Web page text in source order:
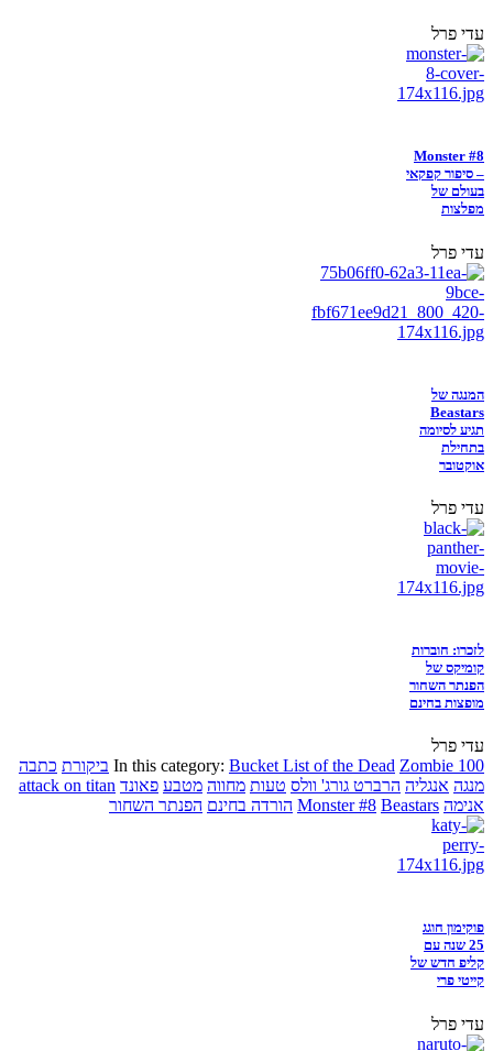
עדי פרל
Monster #8
– סיפור קפקאי
בעולם של
מפלצות
עדי פרל
המנגה של
Beastars
תגיע לסיומה
בתחילת
אוקטובר
עדי פרל
לזכרו: חוברות
קומיקס של
הפנתר השחור
מופצות בחינם
עדי פרל
In this category: Bucket List of the Dead Zombie 100 ביקורת כתבה
מנגה אנגליה הרברט גורג' וולס טעות מחווה מטבע פאונד attack on titan
אנימה
Monster #8 Beastars הורדה בחינם הפנתר השחור
פוקימון חוגג
25 שנה עם
קליפ חדש של
קייטי פרי
עדי פרל